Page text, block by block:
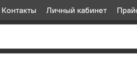
Контакты Личный кабинет